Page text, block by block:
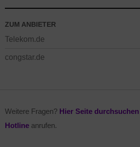
ZUM ANBIETER
Telekom.de
congstar.de
Weitere Fragen? Hier Seite durchsuchen
Hotline anrufen.